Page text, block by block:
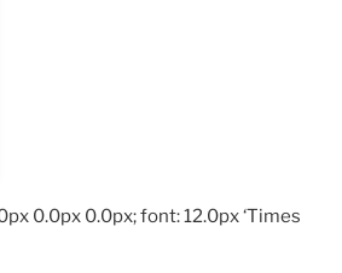
0.0px 0.0px; font: 12.0px ‘Times